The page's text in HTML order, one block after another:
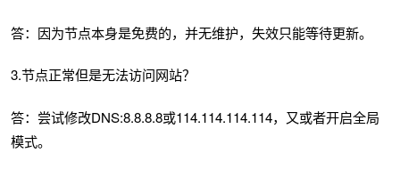
答：因为节点本身是免费的，并无维护，失效只能等待更新。
3.节点正常但是无法访问网站？
答：尝试修改DNS:8.8.8.8或114.114.114.114，又或者开启全局
模式。